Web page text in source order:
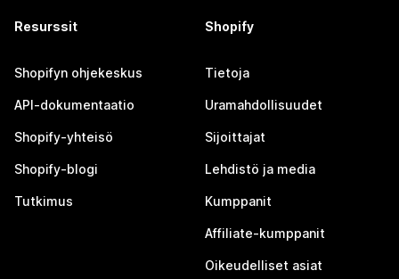
Resurssit
Shopifyn ohjekeskus
API-dokumentaatio
Shopify-yhteisö
Shopify-blogi
Tutkimus
Shopify
Tietoja
Uramahdollisuudet
Sijoittajat
Lehdistö ja media
Kumppanit
Affiliate-kumppanit
Oikeudelliset asiat